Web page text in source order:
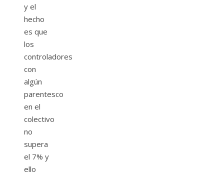
y el
hecho
es que
los
controladores
con
algún
parentesco
en el
colectivo
no
supera
el 7% y
ello